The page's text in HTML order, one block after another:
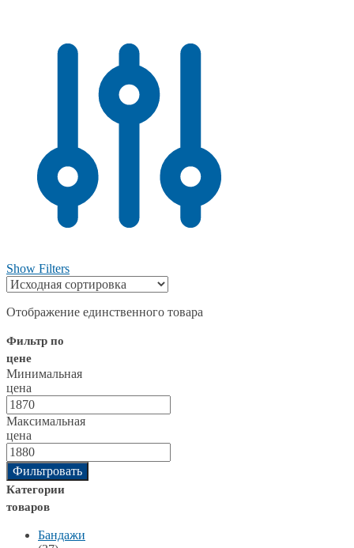
Show Filters
Отображение единственного товара
Фильтр по
цене
Минимальная
цена
Максимальная
цена
Фильтровать
Категории
товаров
Бандажи